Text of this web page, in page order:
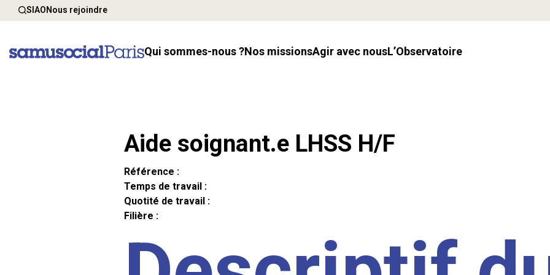
SIAONous rejoindre
Qui sommes-nous ? Nos missions Agir avec nous l’Observatoire
Aide soignant.e LHSS H/F
Référence :
Temps de travail :
Quotité de travail :
Filière :